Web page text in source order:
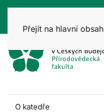
Přejít na hlavní obsah
O katedře